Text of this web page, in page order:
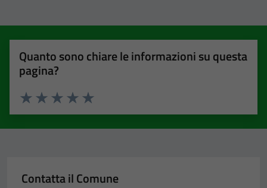
Quanto sono chiare le informazioni su questa
pagina?
Valuta 5 stelle su 5
Valuta 4 stelle su 5
Valuta 3 stelle su 5
Valuta 2 stelle su 5
Valuta 1 stelle su 5
Contatta il Comune